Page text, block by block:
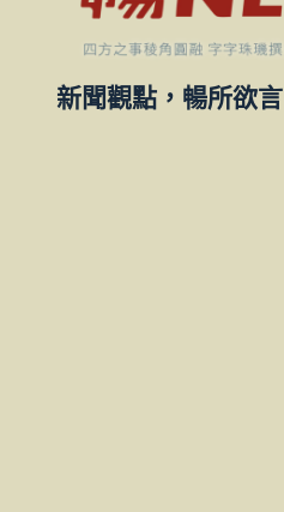
新聞觀點，暢所欲言